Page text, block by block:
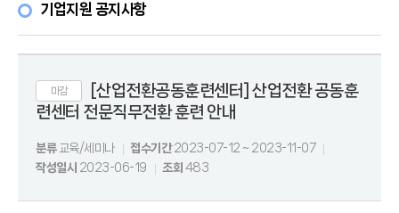
기업지원 공지사항
마감
[산업전환공동훈련센터] 산업전환 공동훈
련센터 전문직무전환 훈련 안내
분류교육/세미나 접수기간2023-07-12 ~ 2023-11-07
작성일시 2023-06-19 조회 483